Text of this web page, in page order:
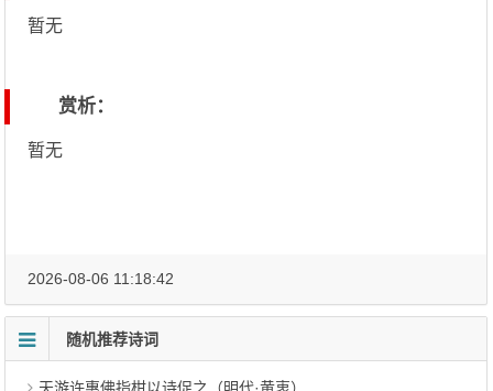
暂无
赏析：
暂无
2026-08-06 11:18:42
随机推荐诗词